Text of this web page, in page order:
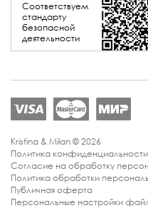
Соответствуем
стандарту
безопасной
деятельности
Kristina & Milan © 2026
Политика конфиденциальности
Согласие на обработку
Политика обработки
Публичная оферта
Персональные настройки